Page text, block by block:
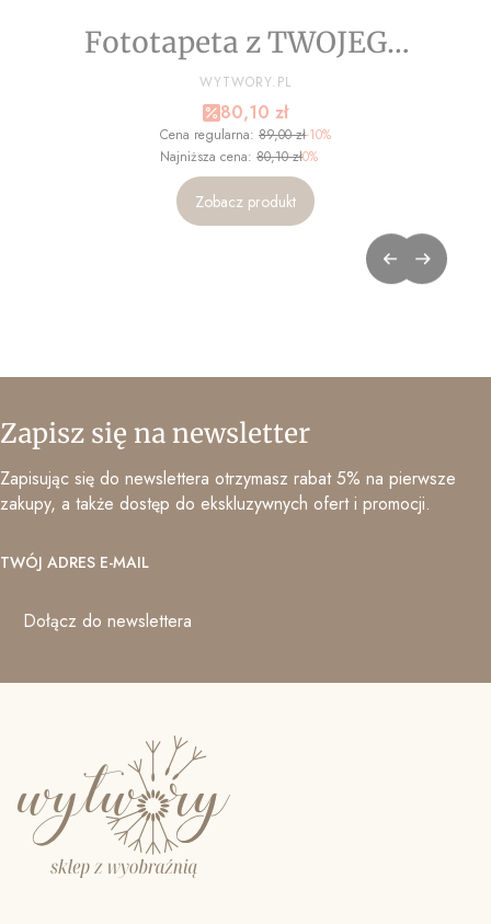
Fototapeta z TWOJEGO
ZDJĘCIA - NA WYMIAR
PRODUCENT
WYTWORY.PL
Cena promocyjna
80,10 zł
Cena regularna: 89,00 zł-10%
Najniższa cena: 80,10 zł0%
Zobacz produkt
Zapisz się na newsletter
Zapisując się do newslettera otrzymasz rabat 5% na pierwsze
zakupy, a także dostęp do ekskluzywnych ofert i promocji.
TWÓJ ADRES E-MAIL
Dołącz do newslettera